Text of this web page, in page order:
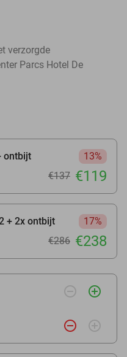
verzorgde
Parcs Hotel De
ontbijt
13%
€137 €119
+ 2x ontbijt
17%
€286 €238
remove_circle_outline add_circle_outline
remove_circle_outline add_circle_outline